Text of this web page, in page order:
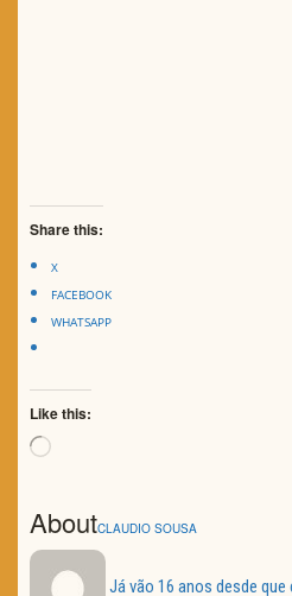
Share this:
X
FACEBOOK
WHATSAPP
Like this:
Loading…
AboutCLAUDIO SOUSA
Já vão 16 anos desde